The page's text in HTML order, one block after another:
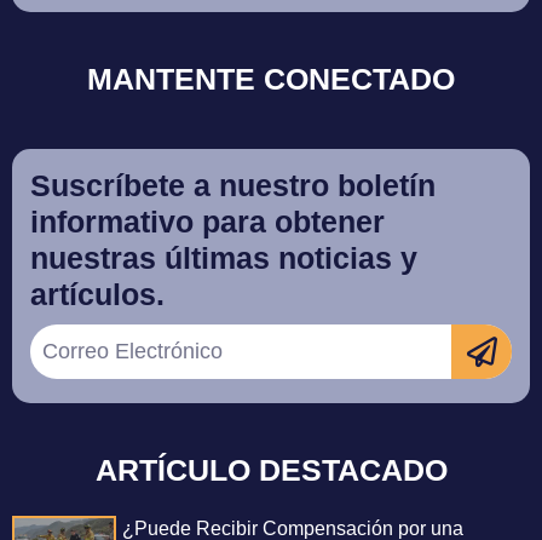
MANTENTE CONECTADO
Suscríbete a nuestro boletín
informativo para obtener
nuestras últimas noticias y
artículos.
ARTÍCULO DESTACADO
¿Puede Recibir Compensación por una